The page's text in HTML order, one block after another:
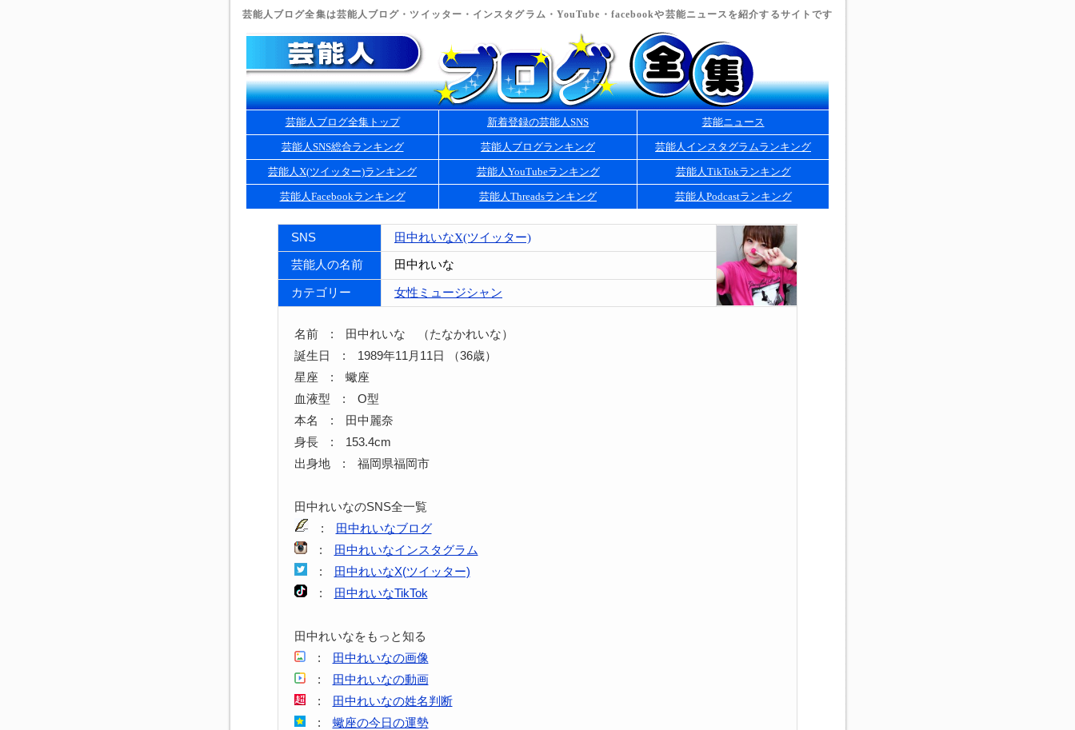
芸能人ブログ全集は芸能人ブログ・ツイッター・インスタグラム・YouTube・facebookや芸能ニュースを紹介するサイトです
芸能人ブログ全集トップ 新着登録の芸能人SNS 芸能ニュース
芸能人SNS総合ランキング 芸能人ブログランキング 芸能人インスタグラムランキング
芸能人X(ツイッター)ランキング 芸能人YouTubeランキング 芸能人TikTokランキング
芸能人Facebookランキング 芸能人Threadsランキング 芸能人Podcastランキング
SNS 田中れいなX(ツイッター)
芸能人の名前 田中れいな
カテゴリー 女性ミュージシャン
名前 : 田中れいな （たなかれいな）
誕生日 : 1989年11月11日 （36歳）
星座 : 蠍座
血液型 : O型
本名 : 田中麗奈
身長 : 153.4cm
出身地 : 福岡県福岡市
田中れいなのSNS全一覧
:
田中れいなブログ
:
田中れいなインスタグラム
:
田中れいなX(ツイッター)
:
田中れいなTikTok
田中れいなをもっと知る
:
田中れいなの画像
:
田中れいなの動画
:
田中れいなの姓名判断
: 蠍座の今日の運勢